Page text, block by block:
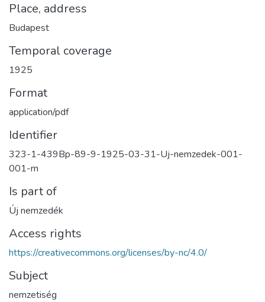
Place, address
Budapest
Temporal coverage
1925
Format
application/pdf
Identifier
323-1-439Bp-89-9-1925-03-31-Uj-nemzedek-001-
001-m
Is part of
Új nemzedék
Access rights
https://creativecommons.org/licenses/by-nc/4.0/
Subject
nemzetiség